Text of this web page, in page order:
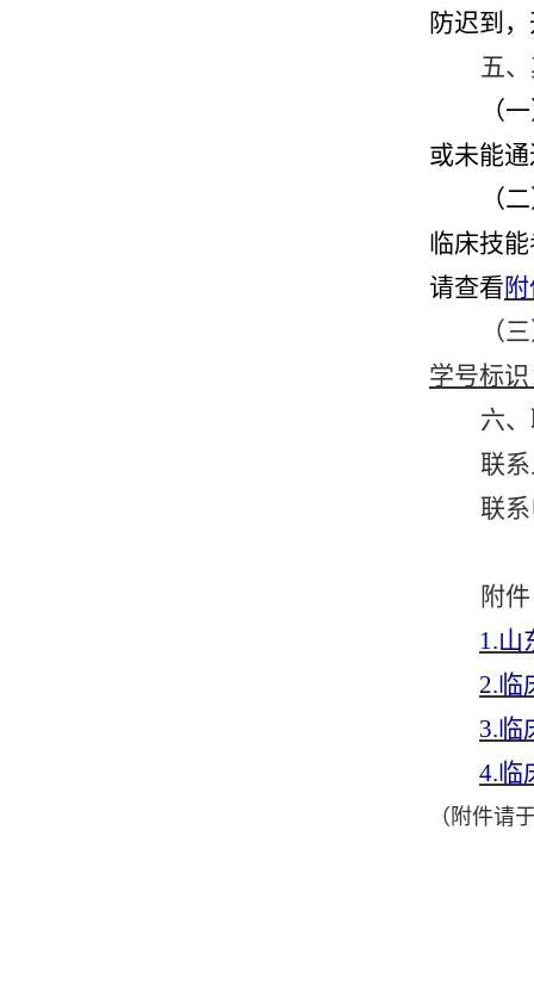
防迟到
五
（
或未能
（
临床技
请查看
（三
学号标
六
联
联
附
1.山
2.临
3.临
4.临
（附件请